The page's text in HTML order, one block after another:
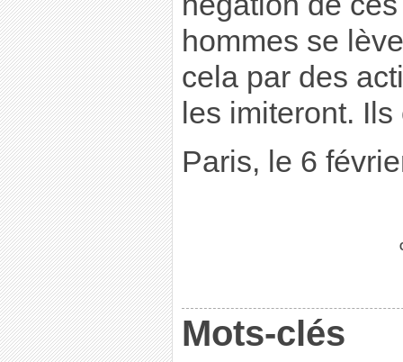
hommes se
cela par des
les imiteront.
Paris, le 6
Mots-clés